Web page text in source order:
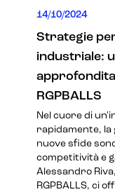
14/10/2024
Strategie
industriale:
RGPBALLS
Nel cuore di
rapidamente, la
nuove sfide
competitività e
Alessandro
RGPBALLS, ci